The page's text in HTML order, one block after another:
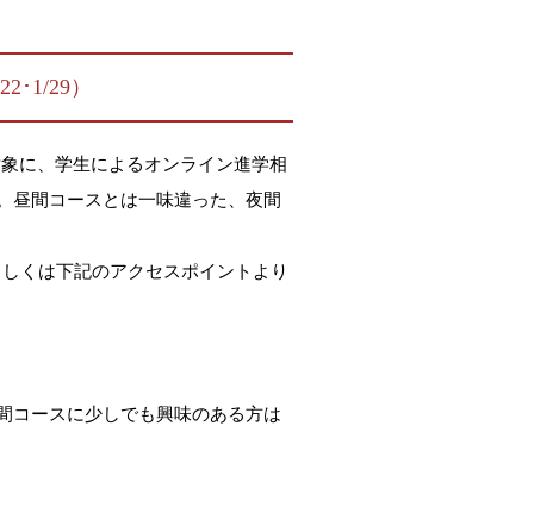
･1/29）
に、学生によるオンライン進学相
昼間コースとは一味違った、夜間
くは下記のアクセスポイントより
コースに少しでも興味のある方は